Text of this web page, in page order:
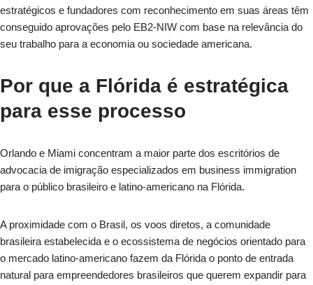
estratégicos e fundadores com reconhecimento em suas áreas têm
conseguido aprovações pelo EB2-NIW com base na relevância do
seu trabalho para a economia ou sociedade americana.
Por que a Flórida é estratégica
para esse processo
Orlando e Miami concentram a maior parte dos escritórios de
advocacia de imigração especializados em business immigration
para o público brasileiro e latino-americano na Flórida.
A proximidade com o Brasil, os voos diretos, a comunidade
brasileira estabelecida e o ecossistema de negócios orientado para
o mercado latino-americano fazem da Flórida o ponto de entrada
natural para empreendedores brasileiros que querem expandir para